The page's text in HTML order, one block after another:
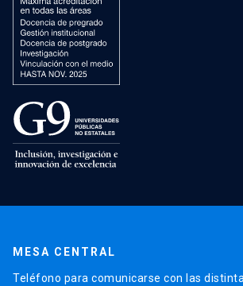
MESA CENTRAL
Teléfono para comunicarse con las